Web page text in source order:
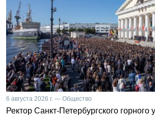
6 августа 2026 г. — Общество
Ректор Санкт-Петербургского горного